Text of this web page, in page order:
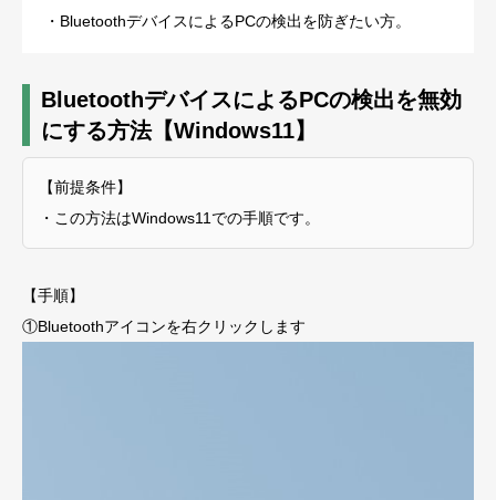
・BluetoothデバイスによるPCの検出を防ぎたい方。
BluetoothデバイスによるPCの検出を無効
にする方法【Windows11】
【前提条件】
・この方法はWindows11での手順です。
【手順】
①Bluetoothアイコンを右クリックします